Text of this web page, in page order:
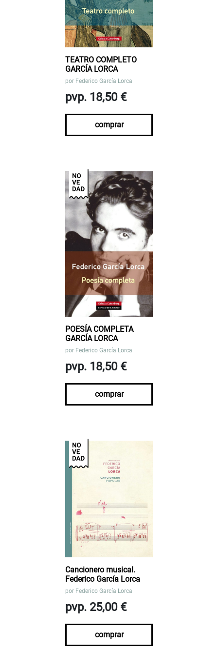
TEATRO COMPLETO
GARCÍA LORCA
por Federico García Lorca
pvp. 18,50 €
comprar
POESÍA COMPLETA
GARCÍA LORCA
por Federico García Lorca
pvp. 18,50 €
comprar
Cancionero musical.
Federico García Lorca
por Federico García Lorca
pvp. 25,00 €
comprar